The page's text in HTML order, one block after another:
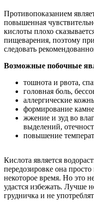
Противопоказанием
повышенная
кислоты плохо
пищеварения, поэтому
следовать
Возможные побочные
тошнота и рвота,
головная боль,
аллергические
формирование
жжение и зуд во
выделений,
повышение
Кислота является
передозировке она
некоторое время. Но это
удастся избежать. Лучше
грудничка и не